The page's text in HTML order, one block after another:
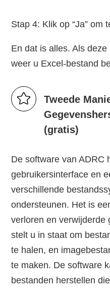
Stap 4: Klik op “Ja” om
En dat is alles. Als
weer u Excel-bestand
Tweede
(gratis)
De software van ADRC
gebruikersinterface en
verschillende
ondersteunen. Het is
verloren en verwijderde
stelt u in staat om
te halen, en
te maken. De software
bestanden herstellen